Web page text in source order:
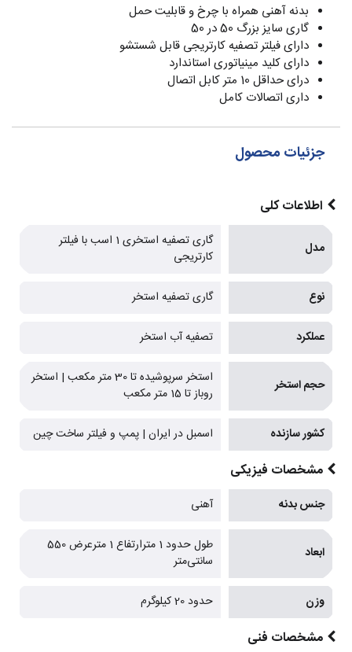
بدنه آهنی همراه با چرخ و قابلیت حمل
گاری سایز بزرگ 50 در 50
دارای فیلتر تصفیه کارتریجی قابل شستشو
دارای کلید مینیاتوری استاندارد
درای حداقل 10 متر کابل اتصال
داری اتصالات کامل
جزئیات محصول
اطلاعات کلی
مدل
گاری تصفیه استخری 1 اسب با فیلتر
کارتریجی
نوع گاری تصفیه استخر
عملکرد تصفیه آب استخر
حجم استخر
استخر سرپوشیده تا 30 متر مکعب | استخر
روباز تا 15 متر مکعب
کشور سازنده اسمبل در ایران | پمپ و فیلتر ساخت چین
مشخصات فیزیکی
جنس بدنه آهنی
ابعاد
طول حدود 1 مترارتفاع 1 مترعرض 550
سانتی‌متر
وزن حدود 20 کیلوگرم
مشخصات فنی